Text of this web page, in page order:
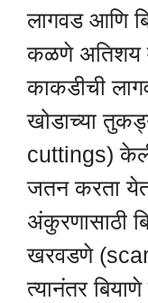
लागवड आणि
कळणे अतिशय
काकडीची
खोडाच्या
cuttings) केली
जतन करता
अंकुरणासाठी
खरवडणे
त्यानंतर